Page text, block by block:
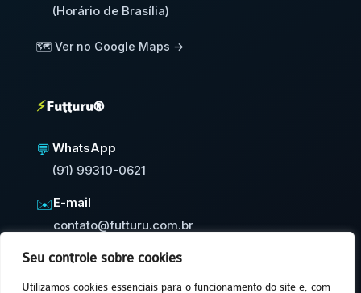
Seu controle sobre cookies
Utilizamos cookies essenciais para o funcionamento do site e, com
(Horário de Brasília)
🗺️ Ver no Google Maps →
⚡Futturu®
💬 WhatsApp
(91) 99310-0621
✉️E-mail
contato@futturu.com.br
⚡Resposta em até 24h úteis